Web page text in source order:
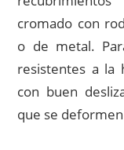
cromado con
o de metal.
resistentes a la
con buen
que se